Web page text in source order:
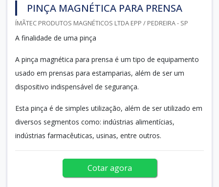
PINÇA MAGNÉTICA PARA PRENSA
ÍMÃTEC PRODUTOS MAGNÉTICOS LTDA EPP / PEDREIRA - SP
A finalidade de uma pinça
A pinça magnética para prensa é um tipo de equipamento
usado em prensas para estamparias, além de ser um
dispositivo indispensável de segurança.
Esta pinça é de simples utilização, além de ser utilizado em
diversos segmentos como: indústrias alimentícias,
indústrias farmacêuticas, usinas, entre outros.
Cotar agora